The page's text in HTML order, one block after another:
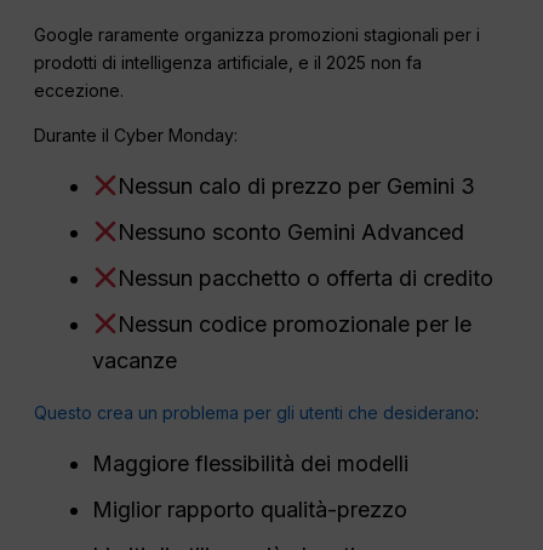
Google raramente organizza promozioni stagionali per i
prodotti di intelligenza artificiale, e il 2025 non fa
eccezione.
Durante il Cyber Monday:
Nessun calo di prezzo per Gemini 3
Nessuno sconto Gemini Advanced
Nessun pacchetto o offerta di credito
Nessun codice promozionale per le
vacanze
Questo crea un problema per gli utenti che desiderano:
Maggiore flessibilità dei modelli
Miglior rapporto qualità-prezzo